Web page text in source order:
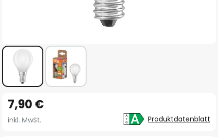
Anfang
der
7,90 €
inkl. MwSt. Produktdatenblatt